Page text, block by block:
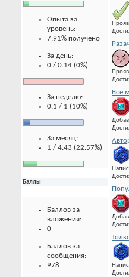
Опыта за
уровень:
7.91% получено
За день:
0 / 0.14 (0%)
За неделю:
0.1 / 1 (10%)
За месяц:
1 / 4.43 (22.57%)
Баллы
Баллов за
вложения:
0
Баллов за
сообщения:
978
Все